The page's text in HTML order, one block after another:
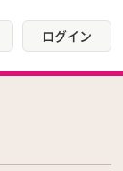
ログイン